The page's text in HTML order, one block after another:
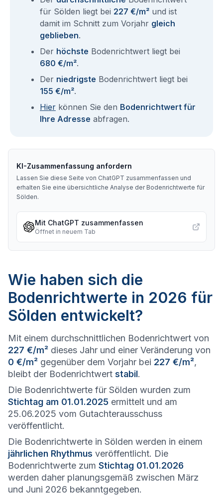
für Sölden liegt bei 227 €/m² und ist
damit im Schnitt zum Vorjahr gleich
geblieben.
Der höchste Bodenrichtwert liegt bei
680 €/m².
Der niedrigste Bodenrichtwert liegt bei
155 €/m².
Hier können Sie den Bodenrichtwert für
Ihre Adresse abfragen.
KI-Zusammenfassung anfordern
Lassen Sie diese Seite von ChatGPT zusammenfassen und
erhalten Sie eine übersichtliche Analyse der Bodenrichtwerte für
Sölden.
Mit ChatGPT zusammenfassen
Öffnet in neuem Tab
Wie haben sich die
Bodenrichtwerte in 2026 für
Sölden entwickelt?
Mit einem durchschnittlichen Bodenrichtwert von
227 €/m² dieses Jahr und einer Veränderung von
0 €/m² gegenüber dem Vorjahr bei 227 €/m²,
bleibt der Bodenrichtwert stabil.
Die Bodenrichtwerte für Sölden wurden zum
Stichtag am 01.01.2025 ermittelt und am
25.06.2025 vom Gutachterausschuss
veröffentlicht.
Die Bodenrichtwerte in Sölden werden in einem
jährlichen Rhythmus veröffentlicht. Die
Bodenrichtwerte zum Stichtag 01.01.2026
werden daher planungsgemäß zwischen März
und Juni 2026 bekanntgegeben.